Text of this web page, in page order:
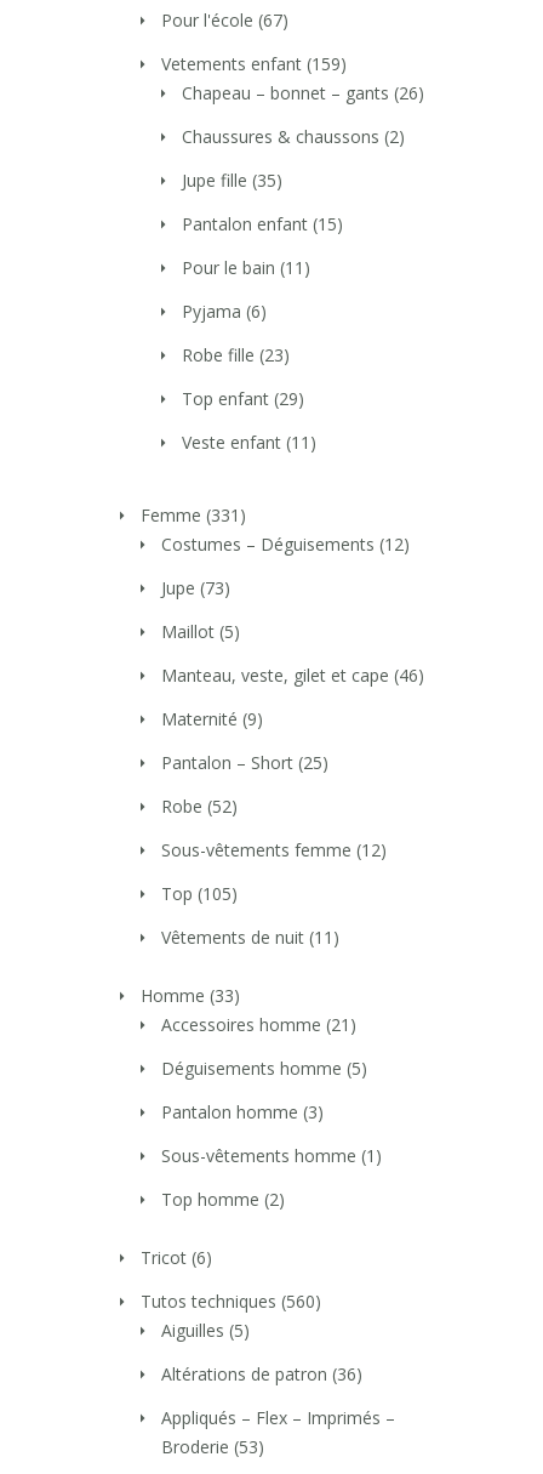
Pour l'école (67)
Vetements enfant (159)
Chapeau – bonnet – gants (26)
Chaussures & chaussons (2)
Jupe fille (35)
Pantalon enfant (15)
Pour le bain (11)
Pyjama (6)
Robe fille (23)
Top enfant (29)
Veste enfant (11)
Femme (331)
Costumes – Déguisements (12)
Jupe (73)
Maillot (5)
Manteau, veste, gilet et cape (46)
Maternité (9)
Pantalon – Short (25)
Robe (52)
Sous-vêtements femme (12)
Top (105)
Vêtements de nuit (11)
Homme (33)
Accessoires homme (21)
Déguisements homme (5)
Pantalon homme (3)
Sous-vêtements homme (1)
Top homme (2)
Tricot (6)
Tutos techniques (560)
Aiguilles (5)
Altérations de patron (36)
Appliqués – Flex – Imprimés –
Broderie (53)